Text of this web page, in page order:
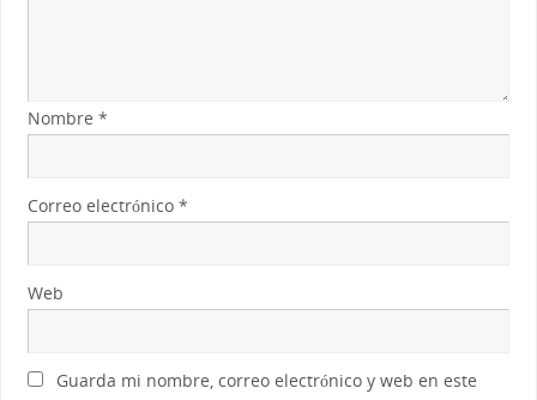
Nombre *
Correo electrónico *
Web
Guarda mi nombre, correo electrónico y web en este